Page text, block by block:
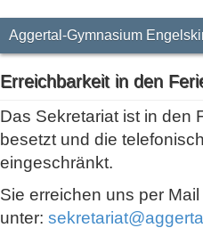
Aggertal-Gymnasium
Erreichbarkeit in den
Das Sekretariat ist in den
besetzt und die
eingeschränkt.
Sie erreichen uns per Mail
unter: